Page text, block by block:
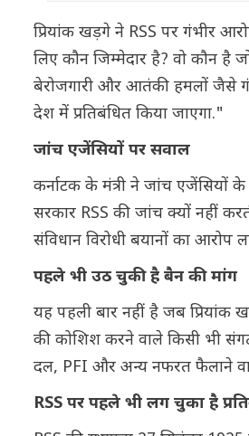
प्रियांक खड़गे ने RSS पर गंभीर
लिए कौन जिम्मेदार है? वो कौन है
बेरोजगारी और आतंकी हमलों जैसे
देश में प्रतिबंधित किया जाएगा."
जांच एजेंसियों पर सवाल
कर्नाटक के मंत्री ने जांच एजेंसियों
सरकार RSS की जांच क्यों नहीं
संविधान विरोधी बयानों का आरोप
पहले भी उठ चुकी है बैन की मांग
यह पहली बार नहीं है जब प्रियांक
की कोशिश करने वाले किसी भी
दल, PFI और अन्य नफरत फैलाने
RSS पर पहले भी लग चुका है